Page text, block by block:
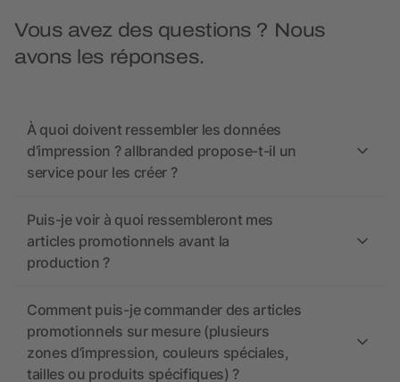
Vous avez des questions ? Nous
avons les réponses.
À quoi doivent ressembler les données
d’impression ? allbranded propose-t-il un
service pour les créer ?
Puis-je voir à quoi ressembleront mes
articles promotionnels avant la
production ?
Comment puis-je commander des articles
promotionnels sur mesure (plusieurs
zones d’impression, couleurs spéciales,
tailles ou produits spécifiques) ?